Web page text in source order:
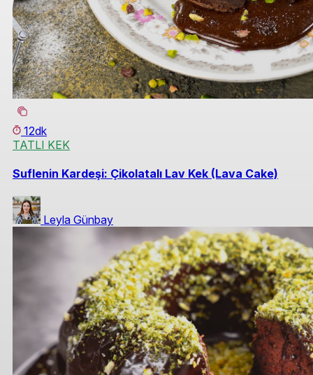
12dk
TATLI KEK
Suflenin Kardeşi: Çikolatalı Lav Kek (Lava Cake)
Leyla Günbay